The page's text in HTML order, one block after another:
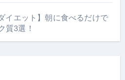
イエット】朝に食べるだけで
質3選！